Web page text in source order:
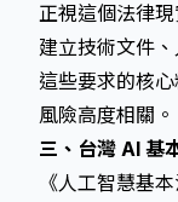
正視這個法律
建立技術文件
這些要求的核
風險高度相關。
三、台灣 AI 基
《人工智慧基